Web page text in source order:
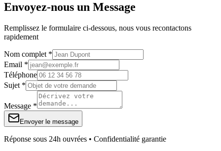
Envoyez-nous un Message
Remplissez le formulaire ci-dessous, nous vous recontactons
rapidement
Nom complet *
Email *
Téléphone
Sujet *
Message *
Envoyer le message
Réponse sous 24h ouvrées • Confidentialité garantie